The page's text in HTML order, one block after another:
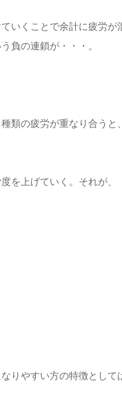
いくことで余計に疲労が
負の連鎖が・・・。
類の疲労が重なり合うと
を上げていく。それが、
りやすい方の特徴として